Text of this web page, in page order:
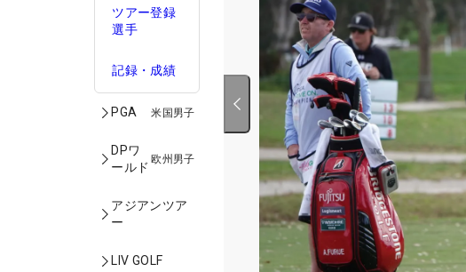
ツアー登録
選手
記録・成績
PGA 米国男子
DPワ
ールド
欧州男子
アジアンツア
ー
LIV GOLF